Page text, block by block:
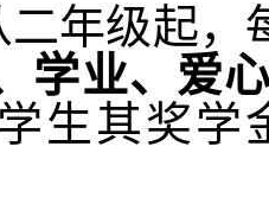
年级起，
学业、爱
生其奖学